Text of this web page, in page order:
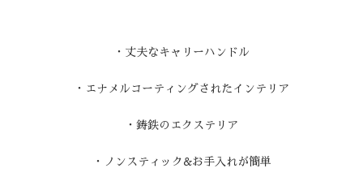
・丈夫なキャリーハンドル
・エナメルコーティングされたインテリア
・鋳鉄のエクステリア
・ノンスティック&お手入れが簡単